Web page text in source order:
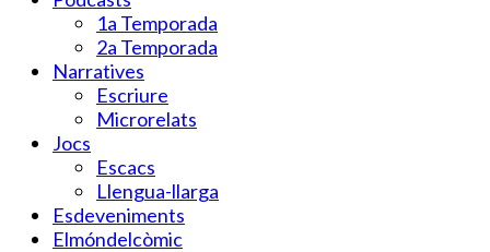
1a Temporada
2a Temporada
Narratives
Escriure
Microrelats
Jocs
Escacs
Llengua-llarga
Esdeveniments
Elmóndelcòmic